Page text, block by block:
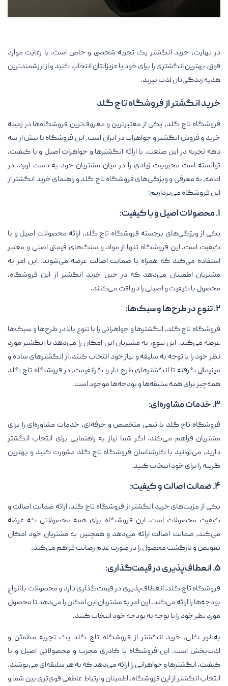
در نهایت، خرید انگشتر یک تجربه شخصی و خاص است. با رعایت موارد
فوق، بهترین انگشتری را برای خود یا عزیزانتان انتخاب کنید و از ارزشمندترین
هدیه زندگی‌تان لذت ببرید.
خرید انگشتر از فروشگاه تاج گلد
فروشگاه تاج گلد، یکی از معتبرترین و معروف‌ترین فروشگاه‌ها در زمینه
خرید و فروش انگشتر و جواهرات در ایران است. این فروشگاه با بیش از سه
دهه تجربه در این صنعت، با ارائه انگشترها و جواهرات اصیل و با کیفیت،
توانسته است محبوبیت زیادی را در میان مشتریان خود به دست آورد. در
ادامه، به معرفی و ویژگی‌های فروشگاه تاج گلد و راهنمای خرید انگشتر از
این فروشگاه می‌پردازیم:
۱. محصولات اصیل و با کیفیت:
یکی از ویژگی‌های برجسته فروشگاه تاج گلد، ارائه محصولات اصیل و با
کیفیت است. این فروشگاه تنها از مواد و سنگ‌های قیمتی اصلی و معتبر
استفاده می‌کند که همراه با ضمانت اصالت عرضه می‌شوند. این امر به
مشتریان اطمینان می‌دهد که در حین خرید انگشتر از این فروشگاه،
محصول با کیفیت و اصیلی را دریافت می‌کنند.
۲. تنوع در طرح‌ها و سبک‌ها:
فروشگاه تاج گلد، انگشترها و جواهراتی را با تنوع بالا در طرح‌ها و سبک‌ها
عرضه می‌کند. این تنوع، به مشتریان این امکان را می‌دهد تا انگشتر مورد
نظر خود را با توجه به سلیقه و نیاز خود انتخاب کنند. از انگشترهای ساده و
مینیمال گرفته تا انگشترهای طرح دار و گرانقیمت، در فروشگاه تاج گلد
همه‌چیز برای همه سلیقه‌ها و بودجه‌ها موجود است.
۳. خدمات مشاوره‌ای:
فروشگاه تاج گلد با تیمی متخصص و حرفه‌ای، خدمات مشاوره‌ای را برای
مشتریان فراهم می‌کند. اگر شما نیاز به راهنمایی برای انتخاب انگشتر
دارید، می‌توانید با کارشناسان فروشگاه تاج گلد مشورت کنید و بهترین
گزینه را برای خود انتخاب کنید.
۴. ضمانت اصالت و کیفیت:
یکی از مزیت‌های خرید انگشتر از فروشگاه تاج گلد، ارائه ضمانت اصالت و
کیفیت محصولات است. این فروشگاه برای همه محصولاتی که عرضه
می‌کند، ضمانت اصالت ارائه می‌دهد و همچنین به مشتریان خود امکان
تعویض و بازگشت محصول را در صورت عدم رضایت فراهم می‌کند.
۵. انعطاف‌پذیری در قیمت‌گذاری:
فروشگاه تاج گلد، انعطاف‌پذیری در قیمت‌گذاری دارد و محصولات با انواع
بودجه‌ها را ارائه می‌کند. این امر به مشتریان این امکان را می‌دهد تا محصول
مورد نظر خود را با توجه به بودجه خود انتخاب کنند.
به‌طور کلی، خرید انگشتر از فروشگاه تاج گلد یک تجربه مطمئن و
لذت‌بخش است. این فروشگاه با کادری مجرب و محصولاتی اصیل و با
کیفیت، انگشترها و جواهراتی را ارائه می‌دهد که به هر سلیقه‌ای می‌پوشند.
انتخاب انگشتر از این فروشگاه، اطمینان و ارتباط عاطفی قوی‌تری بین شما و